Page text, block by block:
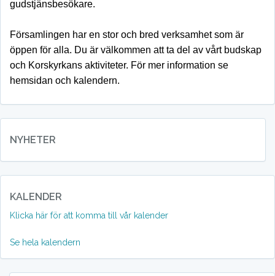
gudstjänsbesökare.
Församlingen har en stor och bred verksamhet som är
öppen för alla. Du är välkommen att ta del av vårt budskap
och Korskyrkans aktiviteter. För mer information se
hemsidan och kalendern.
NYHETER
KALENDER
Klicka här för att komma till vår kalender
Se hela kalendern